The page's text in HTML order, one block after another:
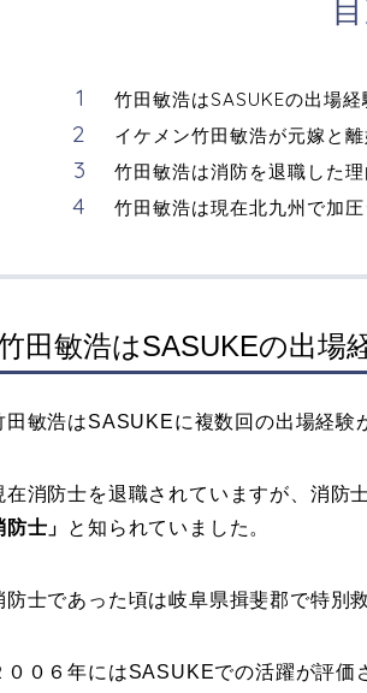
竹田敏浩はSASUKEの出場
イケメン竹田敏浩が元嫁と
竹田敏浩は消防を退職した
竹田敏浩は現在北九州で加
田敏浩はSASUKEの出場
田敏浩はSASUKEに複数回の出場経験
在消防士を退職されていますが、消防
防士」
と知られていました。
防士であった頃は岐阜県揖斐郡で特別
００６年にはSASUKEでの活躍が評